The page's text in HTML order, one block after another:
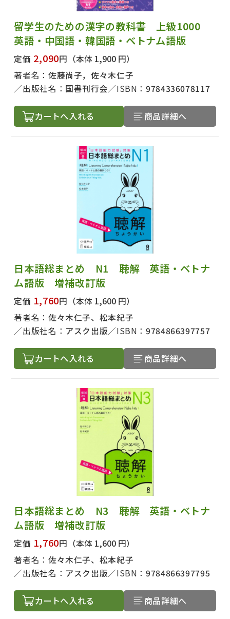
留学生のための漢字の教科書 上級1000
英語・中国語・韓国語・ベトナム語版
定価 2,090円 （本体 1,900 円）
著者名： 佐藤尚子，佐々木仁子
出版社名： 国書刊行会 ISBN：9784336078117
カートへ入れる 商品詳細へ
日本語総まとめ N1 聴解 英語・ベトナ
ム語版 増補改訂版
定価 1,760円 （本体 1,600 円）
著者名： 佐々木仁子、松本紀子
出版社名： アスク出版 ISBN：9784866397757
カートへ入れる 商品詳細へ
日本語総まとめ N3 聴解 英語・ベトナ
ム語版 増補改訂版
定価 1,760円 （本体 1,600 円）
著者名： 佐々木仁子、松本紀子
出版社名： アスク出版 ISBN：9784866397795
カートへ入れる 商品詳細へ